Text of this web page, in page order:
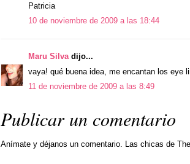
Patricia
10 de noviembre de 2009 a las 18:44
Maru Silvadijo...
vaya! qué buena idea, me encantan los eye
11 de noviembre de 2009 a las 8:49
Publicar un comentario
Anímate y déjanos un comentario. Las chicas de